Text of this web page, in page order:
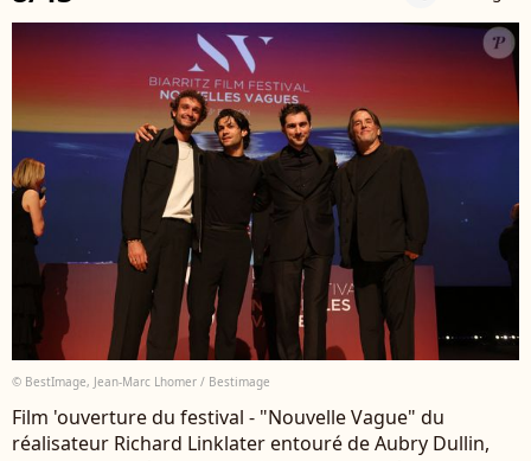
© BestImage, Jean-Marc Lhomer / Bestimage
Film 'ouverture du festival - "Nouvelle Vague" du
réalisateur Richard Linklater entouré de Aubry Dullin,